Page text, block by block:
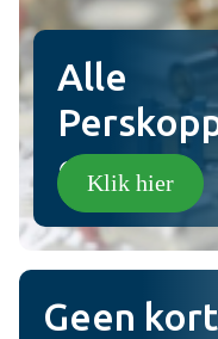
Alle
en!Klik hier
Geen